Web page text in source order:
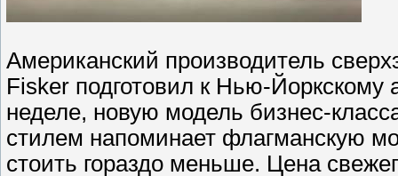
Американский производитель
Fisker подготовил к Нью-Йоркскому
неделе, новую модель бизнес-
стилем напоминает флагманскую
стоить гораздо меньше. Цена